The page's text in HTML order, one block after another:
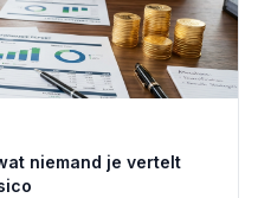
niemand je vertelt